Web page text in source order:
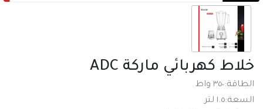
خلاط كهربائي ماركة ADC
الطاقة:٣٥٠ واط
السعة:١.٥ لتر